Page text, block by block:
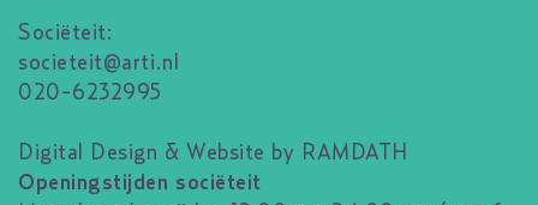
Sociëteit:
societeit@arti.nl
020-6232995
Digital Design & Website by RAMDATH
Openingstijden sociëteit